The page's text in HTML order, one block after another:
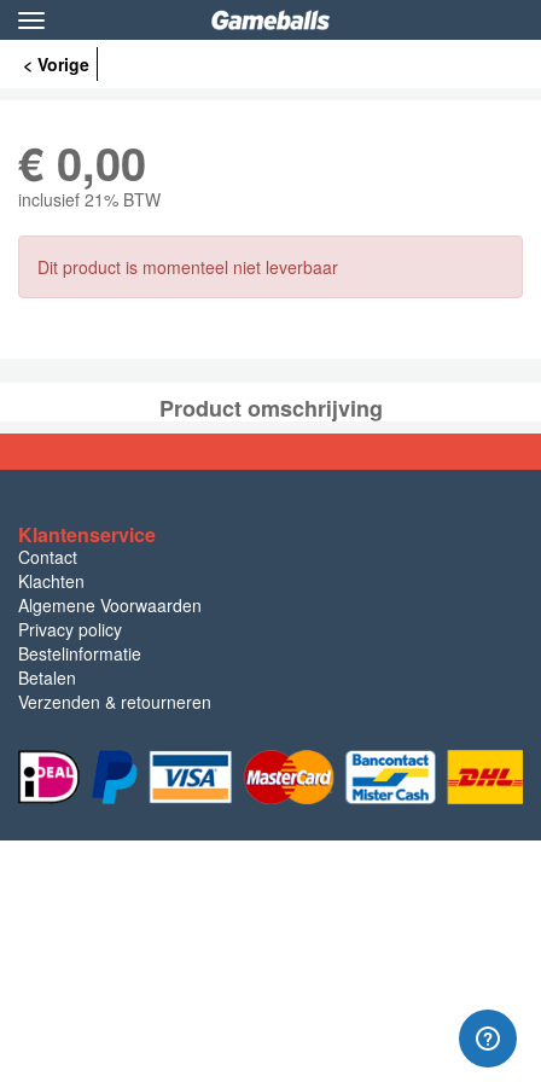
Toggle
navigation
< Vorige
€ 0,00
inclusief 21% BTW
Dit product is momenteel niet leverbaar
Product omschrijving
Klantenservice
Contact
Klachten
Algemene Voorwaarden
Privacy policy
Bestelinformatie
Betalen
Verzenden & retourneren